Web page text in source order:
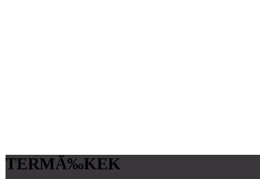
TERMĂ‰KEK